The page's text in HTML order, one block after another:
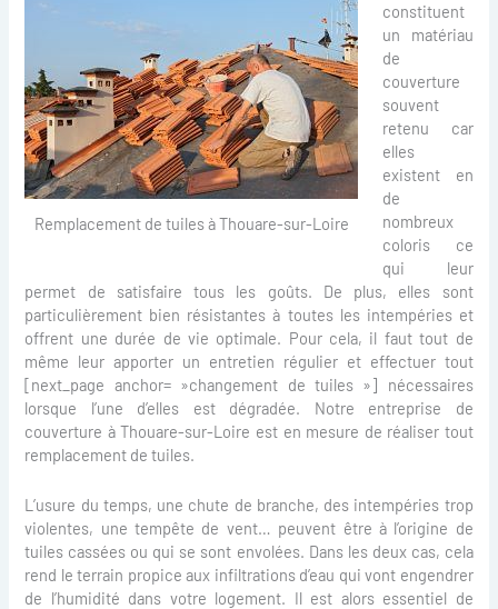
Remplacement de tuiles à Thouare-sur-Loire
constituent
un matériau
de
couverture
souvent
retenu car
elles
existent en
de
nombreux
coloris ce
qui leur
permet de satisfaire tous les goûts. De plus, elles sont
particulièrement bien résistantes à toutes les intempéries et
offrent une durée de vie optimale. Pour cela, il faut tout de
même leur apporter un entretien régulier et effectuer tout
[next_page anchor= »changement de tuiles »] nécessaires
lorsque l’une d’elles est dégradée. Notre entreprise de
couverture à Thouare-sur-Loire est en mesure de réaliser tout
remplacement de tuiles.
L’usure du temps, une chute de branche, des intempéries trop
violentes, une tempête de vent… peuvent être à l’origine de
tuiles cassées ou qui se sont envolées. Dans les deux cas, cela
rend le terrain propice aux infiltrations d’eau qui vont engendrer
de l’humidité dans votre logement. Il est alors essentiel de